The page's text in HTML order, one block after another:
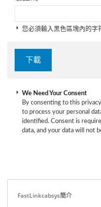
您必須輸入黑色區塊內的字
We Need Your Consent
By consenting to this
to process your personal
identified. Consent is
data, and your data will not
FastLinkcabsys簡介